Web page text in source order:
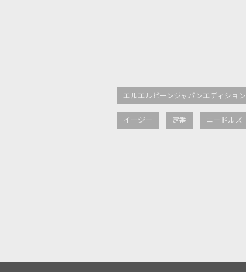
エルエルビーンジャパンエディション
イージー 定番 ニードルズ